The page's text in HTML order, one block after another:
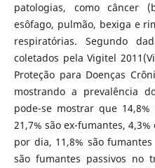
patologias, como câncer
esôfago, pulmão, bexiga e
respiratórias. Segundo
coletados pela Vigitel
Proteção para Doenças
mostrando a prevalência
pode-se mostrar que
21,7% são ex-fumantes,
por dia, 11,8% são
são fumantes passivos no